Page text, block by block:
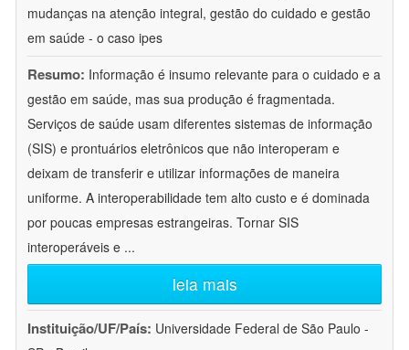
mudanças na atenção integral, gestão do cuidado e gestão
em saúde - o caso ipes
Resumo: Informação é insumo relevante para o cuidado e a
gestão em saúde, mas sua produção é fragmentada.
Serviços de saúde usam diferentes sistemas de informação
(SIS) e prontuários eletrônicos que não interoperam e
deixam de transferir e utilizar informações de maneira
uniforme. A interoperabilidade tem alto custo e é dominada
por poucas empresas estrangeiras. Tornar SIS
interoperáveis e ...
leia mais
Instituição/UF/País: Universidade Federal de São Paulo -